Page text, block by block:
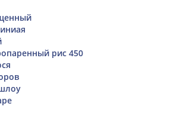
рис 450